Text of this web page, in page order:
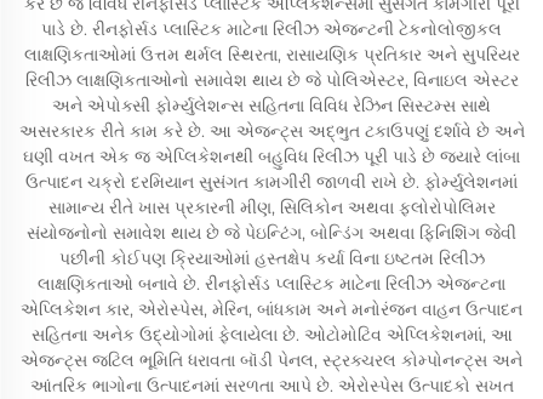
પાડે છે. રીનફોર્સડ પ્લાસ્ટિક માટેના રિલીઝ એજન્ટની ટેકનોલોજીકલ
લાક્ષણિકતાઓમાં ઉત્તમ થર્મલ સ્થિરતા, રાસાયણિક પ્રતિકાર અને સુપરિયર
રિલીઝ લાક્ષણિકતાઓનો સમાવેશ થાય છે જે પોલિએસ્ટર, વિનાઇલ એસ્ટર
અને એપોક્સી ફોર્મ્યુલેશન્સ સહિતના વિવિધ રેઝિન સિસ્ટમ્સ સાથે
અસરકારક રીતે કામ કરે છે. આ એજન્ટ્સ અદ્ભુત ટકાઉપણું દર્શાવે છે અને
ઘણી વખત એક જ એપ્લિકેશનથી બહુવિધ રિલીઝ પૂરી પાડે છે જ્યારે લાંબા
ઉત્પાદન ચક્રો દરમિયાન સુસંગત કામગીરી જાળવી રાખે છે. ફોર્મ્યુલેશનમાં
સામાન્ય રીતે ખાસ પ્રકારની મીણ, સિલિકોન અથવા ફ્લોરોપોલિમર
સંયોજનોનો સમાવેશ થાય છે જે પેઇન્ટિંગ, બોન્ડિંગ અથવા ફિનિશિંગ જેવી
પછીની કોઈપણ ક્રિયાઓમાં હસ્તક્ષેપ કર્યા વિના ઇષ્ટતમ રિલીઝ
લાક્ષણિકતાઓ બનાવે છે. રીનફોર્સડ પ્લાસ્ટિક માટેના રિલીઝ એજન્ટના
એપ્લિકેશન કાર, એરોસ્પેસ, મેરિન, બાંધકામ અને મનોરંજન વાહન ઉત્પાદન
સહિતના અનેક ઉદ્યોગોમાં ફેલાયેલા છે. ઓટોમોટિવ એપ્લિકેશનમાં, આ
એજન્ટ્સ જટિલ ભૂમિતિ ધરાવતા બૉડી પેનલ, સ્ટ્રક્ચરલ કોમ્પોનન્ટ્સ અને
આંતરિક ભાગોના ઉત્પાદનમાં સરળતા આપે છે. એરોસ્પેસ ઉત્પાદકો સખત